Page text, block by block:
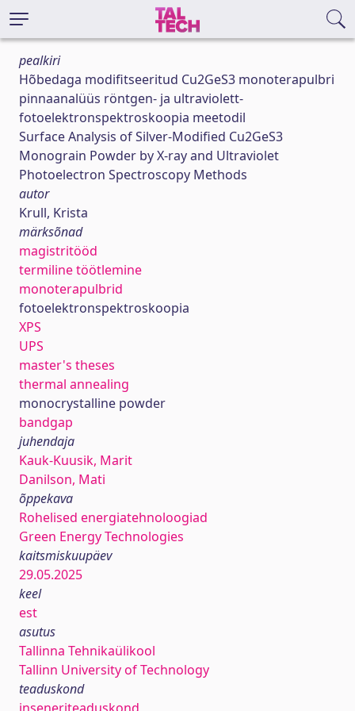
pealkiri
Hõbedaga modifitseeritud Cu2GeS3 monoterapulbri
pinnaanalüüs röntgen- ja ultraviolett-
fotoelektronspektroskoopia meetodil
Surface Analysis of Silver-Modified Cu2GeS3
Monograin Powder by X-ray and Ultraviolet
Photoelectron Spectroscopy Methods
autor
Krull, Krista
märksõnad
magistritööd
termiline töötlemine
monoterapulbrid
fotoelektronspektroskoopia
XPS
UPS
master's theses
thermal annealing
monocrystalline powder
bandgap
juhendaja
Kauk-Kuusik, Marit
Danilson, Mati
õppekava
Rohelised energiatehnoloogiad
Green Energy Technologies
kaitsmiskuupäev
29.05.2025
keel
est
asutus
Tallinna Tehnikaülikool
Tallinn University of Technology
teaduskond